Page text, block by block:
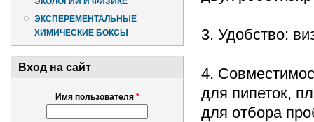
ЭКСПЕРЕМЕНТАЛЬНЫЕ
ХИМИЧЕСКИЕ БОКСЫ
Вход на сайт
Имя пользователя *
3. Удобство:
4.
для пипеток,
для отбора